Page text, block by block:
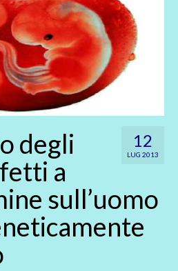
12
LUG 2013
degli
a
sull’uomo